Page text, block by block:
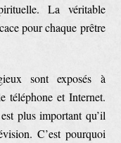
La véritable
pour chaque prêtre
sont exposés à
téléphone et Internet.
plus important qu’il
C’est pourquoi